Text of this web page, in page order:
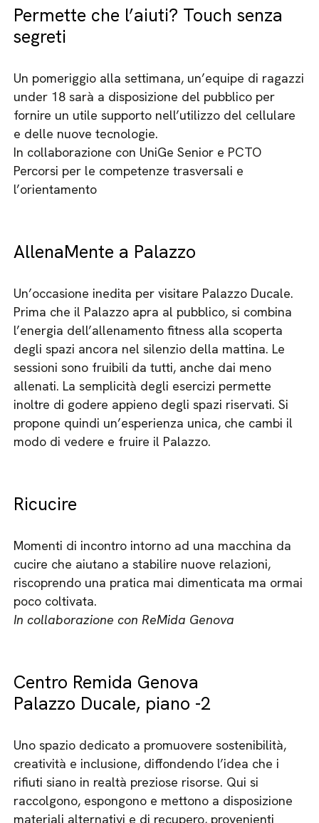
Permette che l’aiuti? Touch senza
segreti
Un pomeriggio alla settimana, un’equipe di ragazzi
under 18 sarà a disposizione del pubblico per
fornire un utile supporto nell’utilizzo del cellulare
e delle nuove tecnologie.
In collaborazione con UniGe Senior e PCTO
Percorsi per le competenze trasversali e
l’orientamento
AllenaMente a Palazzo
Un’occasione inedita per visitare Palazzo Ducale.
Prima che il Palazzo apra al pubblico, si combina
l’energia dell’allenamento fitness alla scoperta
degli spazi ancora nel silenzio della mattina. Le
sessioni sono fruibili da tutti, anche dai meno
allenati. La semplicità degli esercizi permette
inoltre di godere appieno degli spazi riservati. Si
propone quindi un’esperienza unica, che cambi il
modo di vedere e fruire il Palazzo.
Ricucire
Momenti di incontro intorno ad una macchina da
cucire che aiutano a stabilire nuove relazioni,
riscoprendo una pratica mai dimenticata ma ormai
poco coltivata.
In collaborazione con ReMida Genova
Centro Remida Genova
Palazzo Ducale, piano -2
Uno spazio dedicato a promuovere sostenibilità,
creatività e inclusione, diffondendo l’idea che i
rifiuti siano in realtà preziose risorse. Qui si
raccolgono, espongono e mettono a disposizione
materiali alternativi e di recupero, provenienti